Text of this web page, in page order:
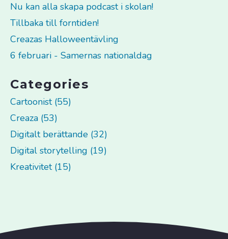
Nu kan alla skapa podcast i skolan!
Tillbaka till forntiden!
Creazas Halloweentävling
6 februari - Samernas nationaldag
Categories
Cartoonist (55)
Creaza (53)
Digitalt berättande (32)
Digital storytelling (19)
Kreativitet (15)